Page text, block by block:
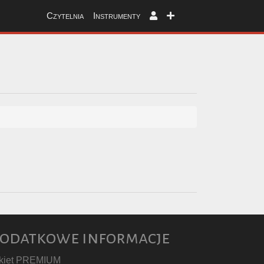
Czytelnia Instrumenty
informacje
PREMIUM